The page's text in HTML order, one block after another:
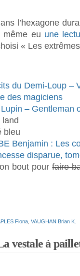
l’hexagone
même eu une
« Les
du Demi-Loup –
des magiciens
– Gentleman
land
bleu
Benjamin : Les
disparue,
bout pourfaire
Fiona VAUGHAN Brian K.
vestale à